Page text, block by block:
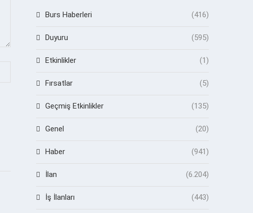
Burs Haberleri (416)
Duyuru (595)
Etkinlikler (1)
Fırsatlar (5)
Geçmiş Etkinlikler (135)
Genel (20)
Haber (941)
İlan (6.204)
İş İlanları (443)